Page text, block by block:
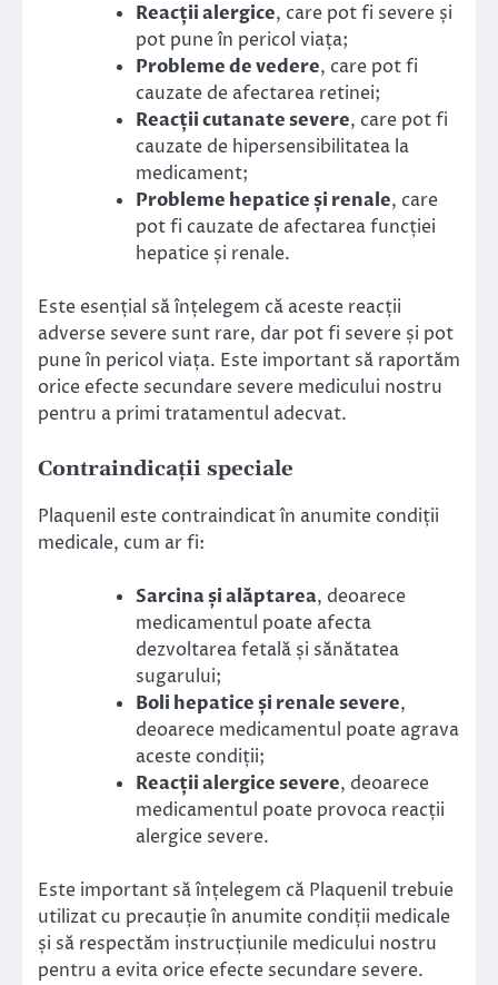
Reacții alergice, care pot fi severe și
pot pune în pericol viața;
Probleme de vedere, care pot fi
cauzate de afectarea retinei;
Reacții cutanate severe, care pot fi
cauzate de hipersensibilitatea la
medicament;
Probleme hepatice și renale, care
pot fi cauzate de afectarea funcției
hepatice și renale.
Este esențial să înțelegem că aceste reacții
adverse severe sunt rare, dar pot fi severe și pot
pune în pericol viața. Este important să raportăm
orice efecte secundare severe medicului nostru
pentru a primi tratamentul adecvat.
Contraindicații speciale
Plaquenil este contraindicat în anumite condiții
medicale, cum ar fi:
Sarcina și alăptarea, deoarece
medicamentul poate afecta
dezvoltarea fetală și sănătatea
sugarului;
Boli hepatice și renale severe,
deoarece medicamentul poate agrava
aceste condiții;
Reacții alergice severe, deoarece
medicamentul poate provoca reacții
alergice severe.
Este important să înțelegem că Plaquenil trebuie
utilizat cu precauție în anumite condiții medicale
și să respectăm instrucțiunile medicului nostru
pentru a evita orice efecte secundare severe.